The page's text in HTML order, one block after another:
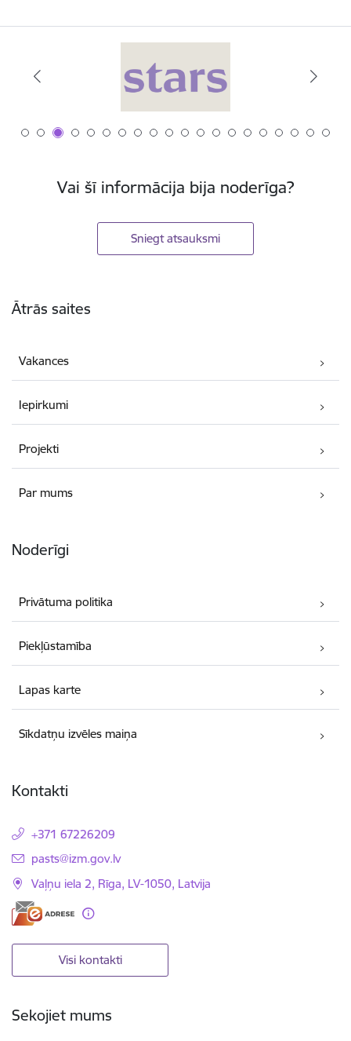
Vai šī informācija bija noderīga?
Sniegt atsauksmi
Ātrās saites
Vakances
Iepirkumi
Projekti
Par mums
Noderīgi
Privātuma politika
Piekļūstamība
Lapas karte
Sīkdatņu izvēles maiņa
Kontakti
+371 67226209
E-pasts:
pasts@izm.gov.lv
Vaļņu iela 2, Rīga, LV-1050, Latvija
Visi kontakti
Sekojiet mums